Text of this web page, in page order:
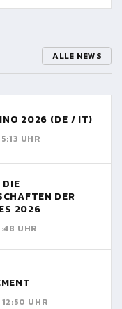
ALLE NEWS
2026 (DE / IT)
UHR
DER
2026
UHR
UHR